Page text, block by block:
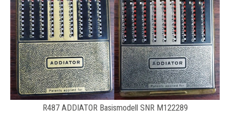
R487 ADDIATOR Basismodell SNR M122289